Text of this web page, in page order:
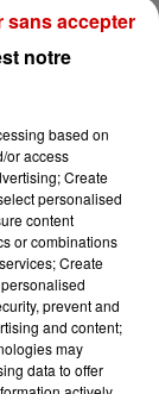
et
Voir plus
le
2026 !
notre
based on
or access
Create
personalised
content
or combinations
Create
prevent and
and content;
may
data to offer
sans accepter